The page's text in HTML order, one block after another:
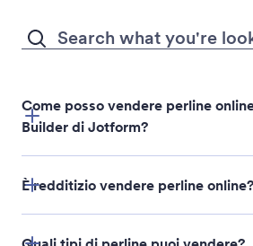
Come posso vendere perline
Builder di Jotform?
È redditizio vendere perline online?